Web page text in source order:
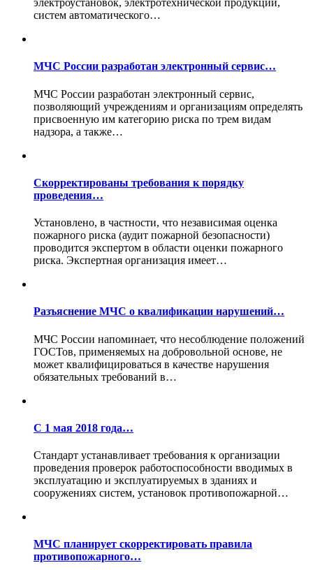
электроустановок, электротехнической продукции,
систем автоматического…
МЧС России разработан электронный сервис…
МЧС России разработан электронный сервис,
позволяющий учреждениям и организациям определять
присвоенную им категорию риска по трем видам
надзора, а также…
Скорректированы требования к порядку
проведения…
Установлено, в частности, что независимая оценка
пожарного риска (аудит пожарной безопасности)
проводится экспертом в области оценки пожарного
риска. Экспертная организация имеет…
Разъяснение МЧС о квалификации нарушений…
МЧС России напоминает, что несоблюдение положений
ГОСТов, применяемых на добровольной основе, не
может квалифицироваться в качестве нарушения
обязательных требований в…
С 1 мая 2018 года…
Стандарт устанавливает требования к организации
проведения проверок работоспособности вводимых в
эксплуатацию и эксплуатируемых в зданиях и
сооружениях систем, установок противопожарной…
МЧС планирует скорректировать правила
противопожарного…